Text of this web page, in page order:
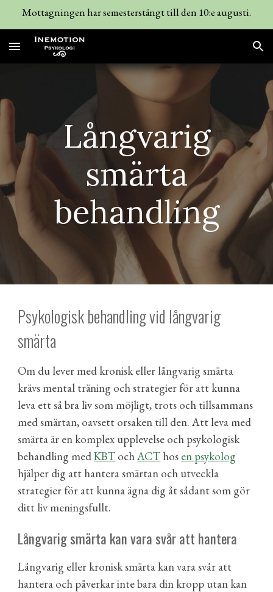
Skip to main content Skip to navigation
Mottagningen har semesterstängt till den 10:e augusti.
Långvarig
smärta
behandling
Psykologisk behandling vid långvarig
smärta
Om du lever med kronisk eller långvarig smärta
krävs mental träning ochstrategier för att kunna
leva ett så bra liv som möjligt, trots och tillsammans
med smärtan, oavsett orsaken till den. Att leva med
smärta är en komplex upplevelse och psykologisk
behandling medKBT ochACT hos en psykolog
hjälper dig att hantera smärtan och utveckla
strategier för att kunna ägna dig åtsådant som gör
ditt liv meningsfullt.
Långvarig smärta kan vara svår att hantera
Långvarig eller kronisk smärta kan vara svår att
hantera och påverkar inte bara din kropp utan kan